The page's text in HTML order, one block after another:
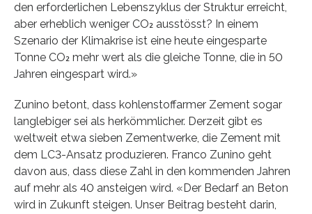
den erforderlichen Lebenszyklus der Struktur erreicht,
aber erheblich weniger CO₂ ausstösst? In einem
Szenario der Klimakrise ist eine heute eingesparte
Tonne CO₂ mehr wert als die gleiche Tonne, die in 50
Jahren eingespart wird.»
Zunino betont, dass kohlenstoffarmer Zement sogar
langlebiger sei als herkömmlicher. Derzeit gibt es
weltweit etwa sieben Zementwerke, die Zement mit
dem LC3-​Ansatz produzieren. Franco Zunino geht
davon aus, dass diese Zahl in den kommenden Jahren
auf mehr als 40 ansteigen wird. «Der Bedarf an Beton
wird in Zukunft steigen. Unser Beitrag besteht darin,